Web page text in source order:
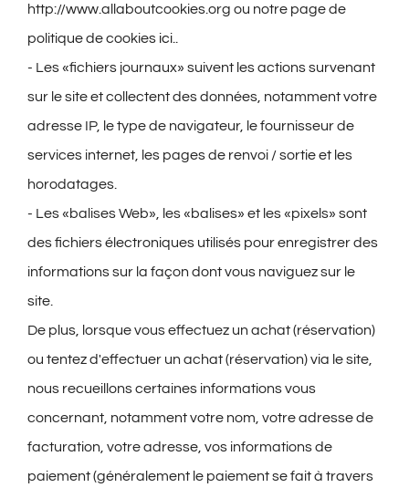
http://www.allaboutcookies.org ou notre page de
politique de cookies ici
- Les «fichiers journaux» suivent les actions survenant
sur le site et collectent des données, notamment votre
adresse IP, le type de navigateur, le fournisseur de
services internet, les pages de renvoi / sortie et les
horodatages.
- Les «balises Web», les «balises» et les «pixels» sont
des fichiers électroniques utilisés pour enregistrer des
informations sur la façon dont vous naviguez sur le
site.
De plus, lorsque vous effectuez un achat (réservation)
ou tentez d'effectuer un achat (réservation) via le site,
nous recueillons certaines informations vous
concernant, notamment votre nom, votre adresse de
facturation, votre adresse, vos informations de
paiement (généralement le paiement se fait à travers